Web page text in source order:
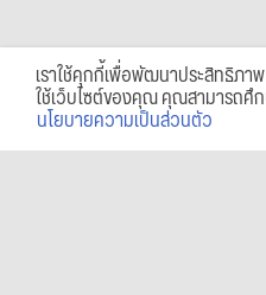
เราใช้คุกกี้เพื่อพัฒนาประสิทธิภา
ใช้เว็บไซต์ของคุณ คุณสามารถศึ
นโยบายความเป็นส่วนตัว